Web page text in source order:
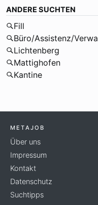
ANDERE SUCHTEN
Fill
Büro/Assistenz/
Lichtenberg
Mattighofen
Kantine
METAJOB
Über uns
Impressum
Kontakt
Datenschutz
Suchtipps